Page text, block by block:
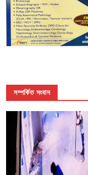
সম্পর্কিত সংবাদ